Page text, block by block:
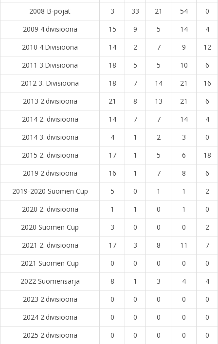
2008 B-pojat
3 33 21 54
0
2009 4.divisioona
15 9 5 14
4
2010 4.Divisioona
14 2 7 9
12
2011 3.Divisioona
18 5 5 10
6
2012 3. Divisioona
18 7 14 21
16
2013 2.divisioona
21 8 13 21
6
2014 2. divisioona
14 7 7 14
4
2014 3. divisioona
4 1 2 3
0
2015 2. divisioona
17 1 5 6
18
2019 2.divisioona
16 1 7 8
6
2019-2020 Suomen Cup
5 0 1 1
2
2020 2. divisioona
1 1 0 1
0
2020 Suomen Cup
3 0 0 0
2
2021 2. divisioona
17 3 8 11
7
2021 Suomen Cup
0 0 0 0
0
2022 Suomensarja
8 1 3 4
4
2023 2.divisioona
0 0 0 0
0
2024 2.divisioona
0 0 0 0
0
2025 2.divisioona
0 0 0 0
0